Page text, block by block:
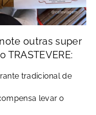
outras super
tradicional de
levar o